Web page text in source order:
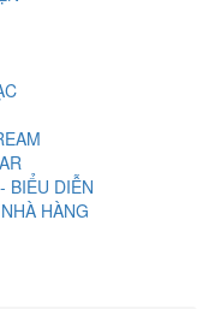
BIỂU DIỄN
HÀNG